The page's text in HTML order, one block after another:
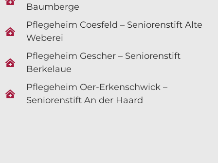
Baumberge
Pflegeheim Coesfeld – Seniorenstift Alte
Weberei
Pflegeheim Gescher – Seniorenstift
Berkelaue
Pflegeheim Oer-Erkenschwick –
Seniorenstift An der Haard